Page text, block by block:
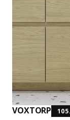
VOXTORP